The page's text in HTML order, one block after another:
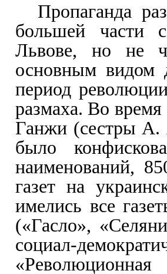
Пропаганда
большей части
Львове, но не
основным видом
период
размаха. Во
Ганжи (сестры А.
было
наименований,
газет на
имелись все
(«Гасло»,
социал-